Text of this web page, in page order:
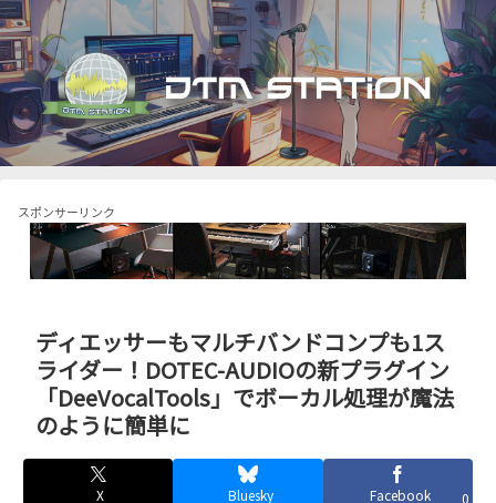
スポンサーリンク
ディエッサーもマルチバンドコンプも1ス
ライダー！DOTEC-AUDIOの新プラグイン
「DeeVocalTools」でボーカル処理が魔法
のように簡単に
X Bluesky Facebook 0